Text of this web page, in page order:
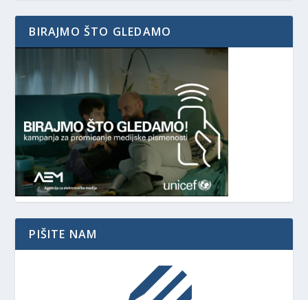
BIRAJMO ŠTO GLEDAMO
PIŠITE NAM